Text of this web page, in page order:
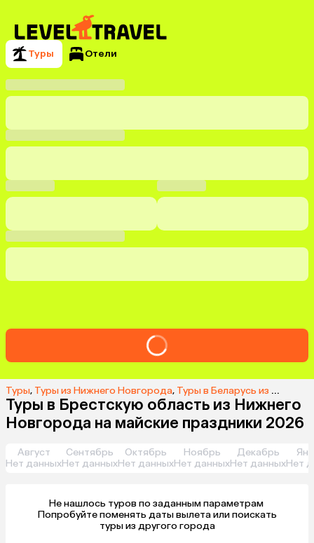
Туры Отели
Туры, Туры из Нижнего Новгорода, Туры в Беларусь из Нижнего Новгорода
Туры в Брестскую область из Нижнего
Новгорода на майские праздники 2026
Август
Нет данных
Сентябрь
Нет данных
Октябрь
Нет данных
Ноябрь
Нет данных
Декабрь
Нет данныхНет
Не нашлось туров по заданным параметрам
туры из другого города